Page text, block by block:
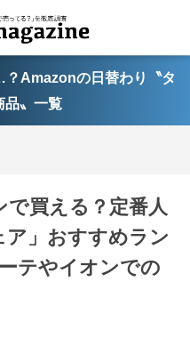
？Amazonの日替わり〝タ
品〟一覧
買える？定番人
」おすすめラン
テやイオンでの